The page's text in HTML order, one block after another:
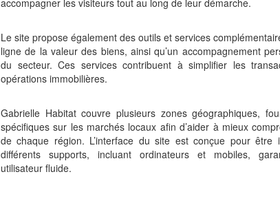
accompagner les visiteurs tout au long de leur démarche.
Le site propose également des outils et services
ligne de la valeur des biens, ainsi qu’un accompagnement
du secteur. Ces services contribuent à simplifier les
opérations immobilières.
Gabrielle Habitat couvre plusieurs zones géographiques,
spécifiques sur les marchés locaux afin d’aider à mieux
de chaque région. L’interface du site est conçue pour être
différents supports, incluant ordinateurs et mobiles,
utilisateur fluide.